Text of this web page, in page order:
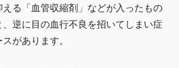
える「血管収縮剤」などが入ったもの
、逆に目の血行不良を招いてしまい症
があります。